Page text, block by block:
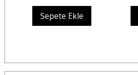
Sepete Ekle